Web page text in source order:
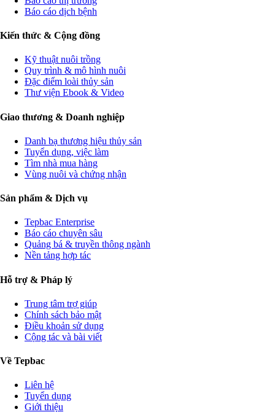
Báo cáo dịch bệnh
Kiến thức & Cộng đồng
Kỹ thuật nuôi trồng
Quy trình & mô hình nuôi
Đặc điểm loài thủy sản
Thư viện Ebook & Video
Giao thương & Doanh nghiệp
Danh bạ thương hiệu thủy sản
Tuyển dụng, việc làm
Tìm nhà mua hàng
Vùng nuôi và chứng nhận
Sản phẩm & Dịch vụ
Tepbac Enterprise
Báo cáo chuyên sâu
Quảng bá & truyền thông ngành
Nền tảng hợp tác
Hỗ trợ & Pháp lý
Trung tâm trợ giúp
Chính sách bảo mật
Điều khoản sử dụng
Cộng tác và bài viết
Về Tepbac
Liên hệ
Tuyển dụng
Giới thiệu